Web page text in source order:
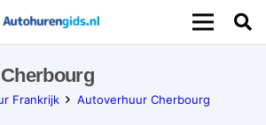
Frankrijk Autoverhuur Cherbourg